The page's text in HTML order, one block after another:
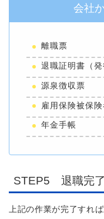
会社
離職票
退職証明書（発
源泉徴収票
雇用保険被保
年金手帳
STEP5 退職完了
上記の作業が完了すれば